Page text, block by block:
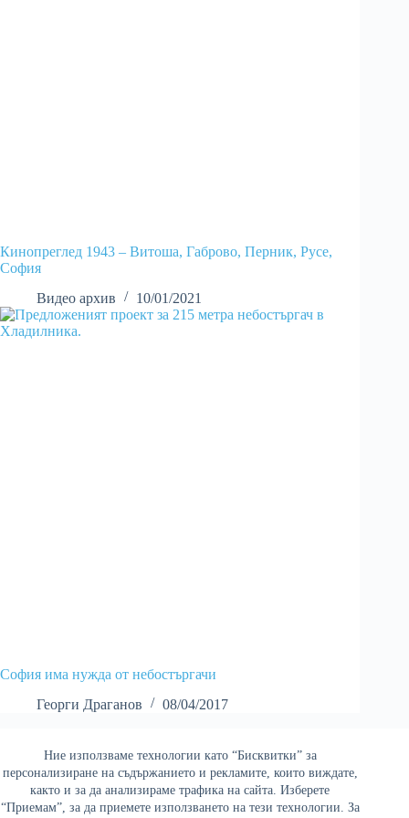
Ние използваме технологии като “Бисквитки” за
персонализиране на съдържанието и рекламите, които виждате,
както и за да анализираме трафика на сайта. Изберете
“Приемам”, за да приемете използването на тези технологии. За
Кинопреглед 1943 – Витоша, Габрово, Перник, Русе,
София
Видео архив
10/01/2021
София има нужда от небостъргачи
Георги Драганов
08/04/2017